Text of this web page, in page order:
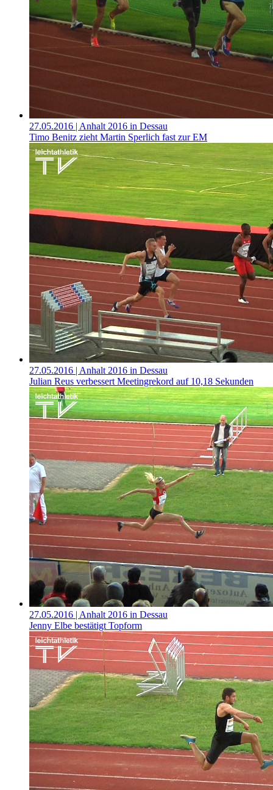
27.05.2016 | Anhalt 2016 in Dessau
Timo Benitz zieht Martin Sperlich fast zur EM
27.05.2016 | Anhalt 2016 in Dessau
Julian Reus verbessert Meetingrekord auf 10,18 Sekunden
27.05.2016 | Anhalt 2016 in Dessau
Jenny Elbe bestätigt Topform